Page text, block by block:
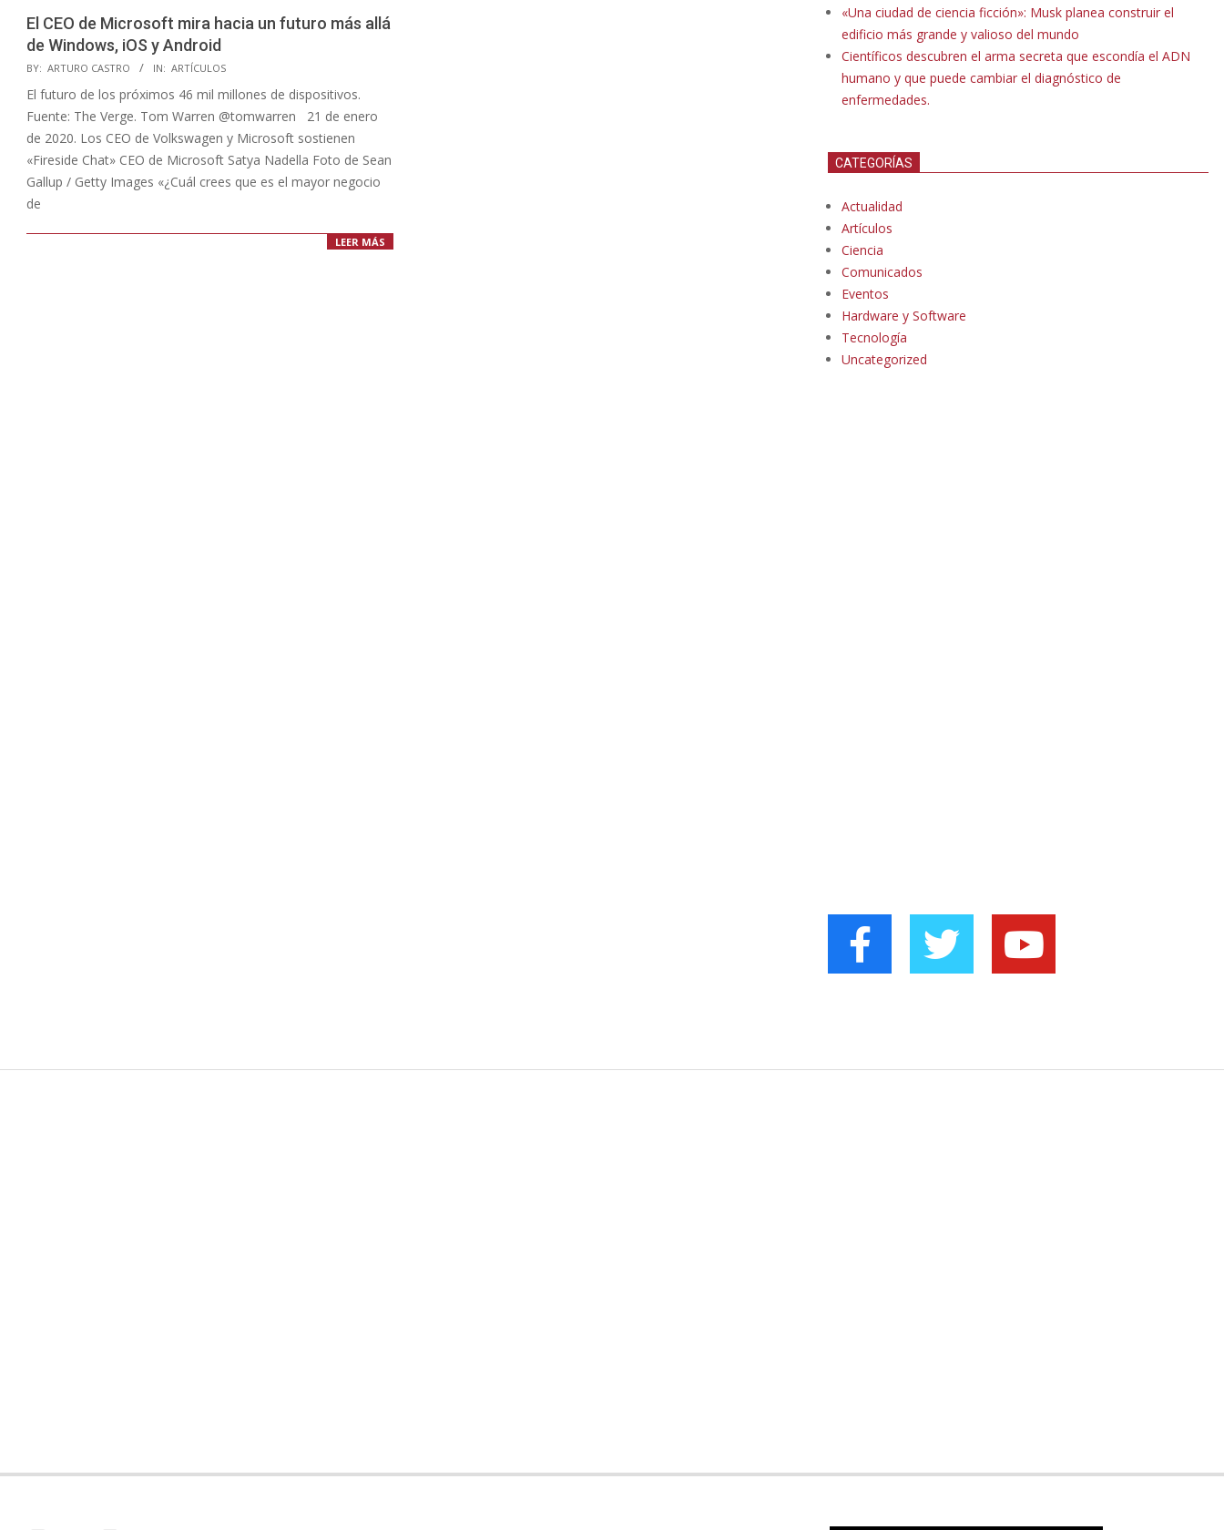
El CEO de Microsoft mira hacia un futuro más allá
de Windows, iOS y Android
2020-
01-
21
BY: ARTURO CASTRO IN: ARTÍCULOS
El futuro de los próximos 46 mil millones de dispositivos.
Fuente: The Verge. Tom Warren @tomwarren 21 de enero
de 2020. Los CEO de Volkswagen y Microsoft sostienen
«Fireside Chat» CEO de Microsoft Satya Nadella Foto de Sean
Gallup / Getty Images «¿Cuál crees que es el mayor negocio
de
LEER MÁS
«Una ciudad de ciencia ficción»: Musk planea construir el
edificio más grande y valioso del mundo
Científicos descubren el arma secreta que escondía el ADN
humano y que puede cambiar el diagnóstico de
enfermedades.
CATEGORÍAS
Actualidad
Artículos
Ciencia
Comunicados
Eventos
Hardware y Software
Tecnología
Uncategorized